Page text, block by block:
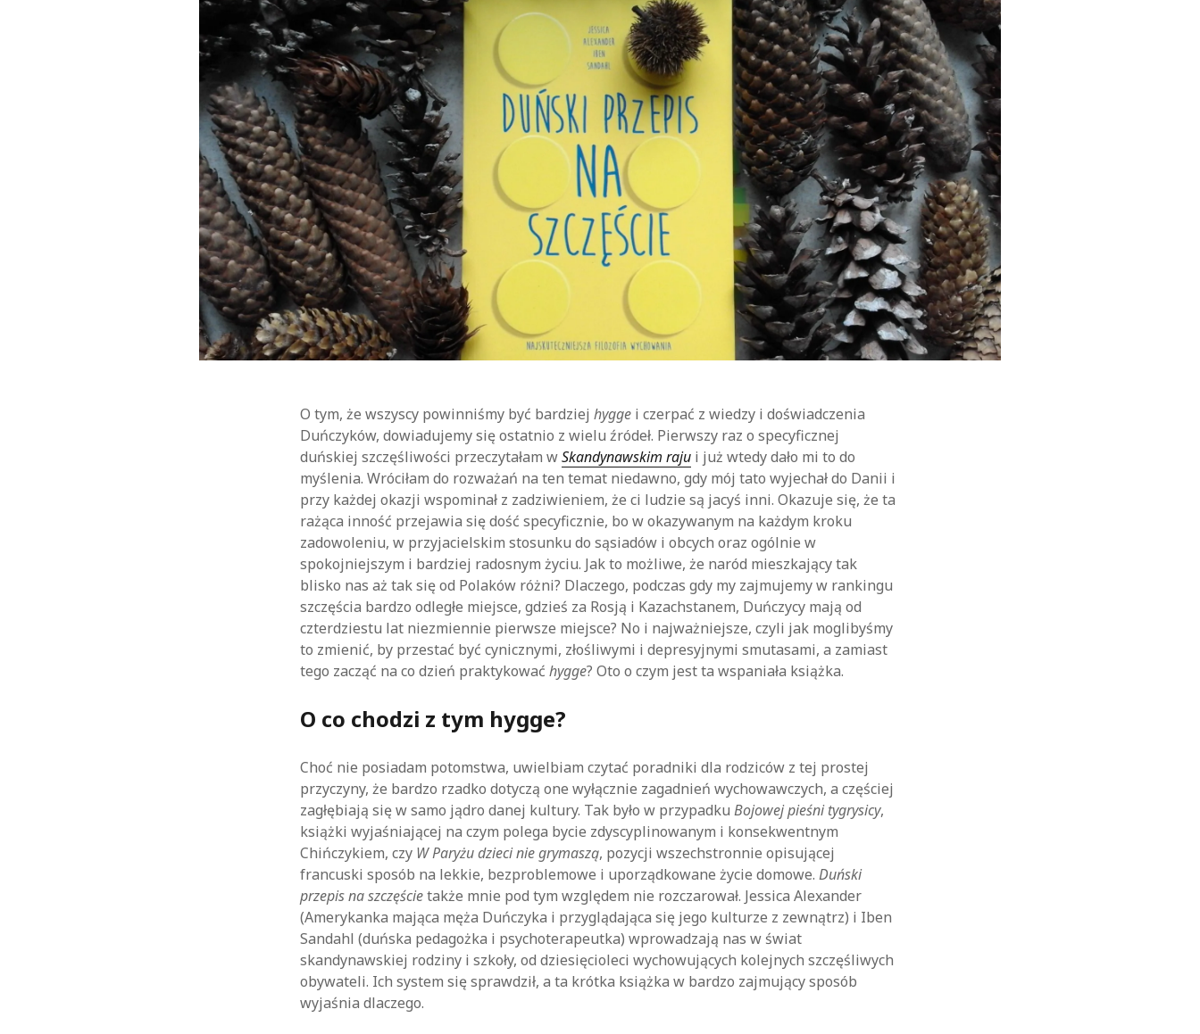
Knausgård komedie komedie romantyczne kryminał
Londyn narkotyki NetflixNowy Jork
Paryż polskie filmy PRL sci-fiscience-
fictionserial BBCthrillerUSA
weganizm Wydawnictwo Muza
Wydawnictwo Uniwersytetu
JagiellońskiegoWydawnictwo Znak
wiekXVIII wiekXX wiek
O tym, że wszyscy powinniśmy być bardziejhygge i czerpać z wiedzy i doświadczenia
Duńczyków, dowiadujemy się ostatnio z wielu źródeł. Pierwszy raz o specyficznej
duńskiej szczęśliwości przeczytałam wSkandynawskim raju i już wtedy dało mi to do
myślenia. Wróciłam do rozważań na ten temat niedawno, gdy mój tato wyjechał do Danii i
przy każdej okazji wspominał z zadziwieniem, że ci ludzie są jacyś inni. Okazuje się, że ta
rażąca inność przejawia się dość specyficznie, bo w okazywanym na każdym kroku
zadowoleniu, w przyjacielskim stosunku do sąsiadów i obcych oraz ogólnie w
spokojniejszym i bardziej radosnym życiu. Jak to możliwe, że naród mieszkający tak
blisko nas aż tak się od Polaków różni? Dlaczego, podczas gdy my zajmujemy w rankingu
szczęścia bardzo odległe miejsce, gdzieś za Rosją i Kazachstanem, Duńczycy mają od
czterdziestu lat niezmiennie pierwsze miejsce? No i najważniejsze, czyli jak moglibyśmy
to zmienić, by przestać być cynicznymi, złośliwymi i depresyjnymi smutasami, a zamiast
tego zacząć na co dzień praktykowaćhygge? Oto o czym jest ta wspaniała książka.
O co chodzi z tym hygge?
Choć nie posiadam potomstwa, uwielbiam czytać poradniki dla rodziców z tej prostej
przyczyny, że bardzo rzadko dotyczą one wyłącznie zagadnień wychowawczych, a częściej
zagłębiają się w samo jądro danej kultury. Tak było w przypadkuBojowej pieśni tygrysicy,
książki wyjaśniającej na czym polega bycie zdyscyplinowanym i konsekwentnym
Chińczykiem, czy W Paryżu dzieci nie grymaszą, pozycji wszechstronnie opisującej
francuski sposób na lekkie, bezproblemowe i uporządkowane życie domowe.Duński
przepis na szczęścietakże mnie pod tym względem nie rozczarował. Jessica Alexander
(Amerykanka mająca męża Duńczyka i przyglądająca się jego kulturze z zewnątrz) i Iben
Sandahl (duńska pedagożka i psychoterapeutka) wprowadzają nas w świat
skandynawskiej rodziny i szkoły, od dziesięcioleci wychowujących kolejnych szczęśliwych
obywateli. Ich system się sprawdził, a ta krótka książka w bardzo zajmujący sposób
wyjaśnia dlaczego.